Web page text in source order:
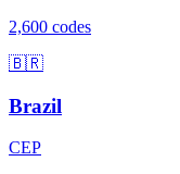
2,600 codes
🇧🇷
Brazil
CEP